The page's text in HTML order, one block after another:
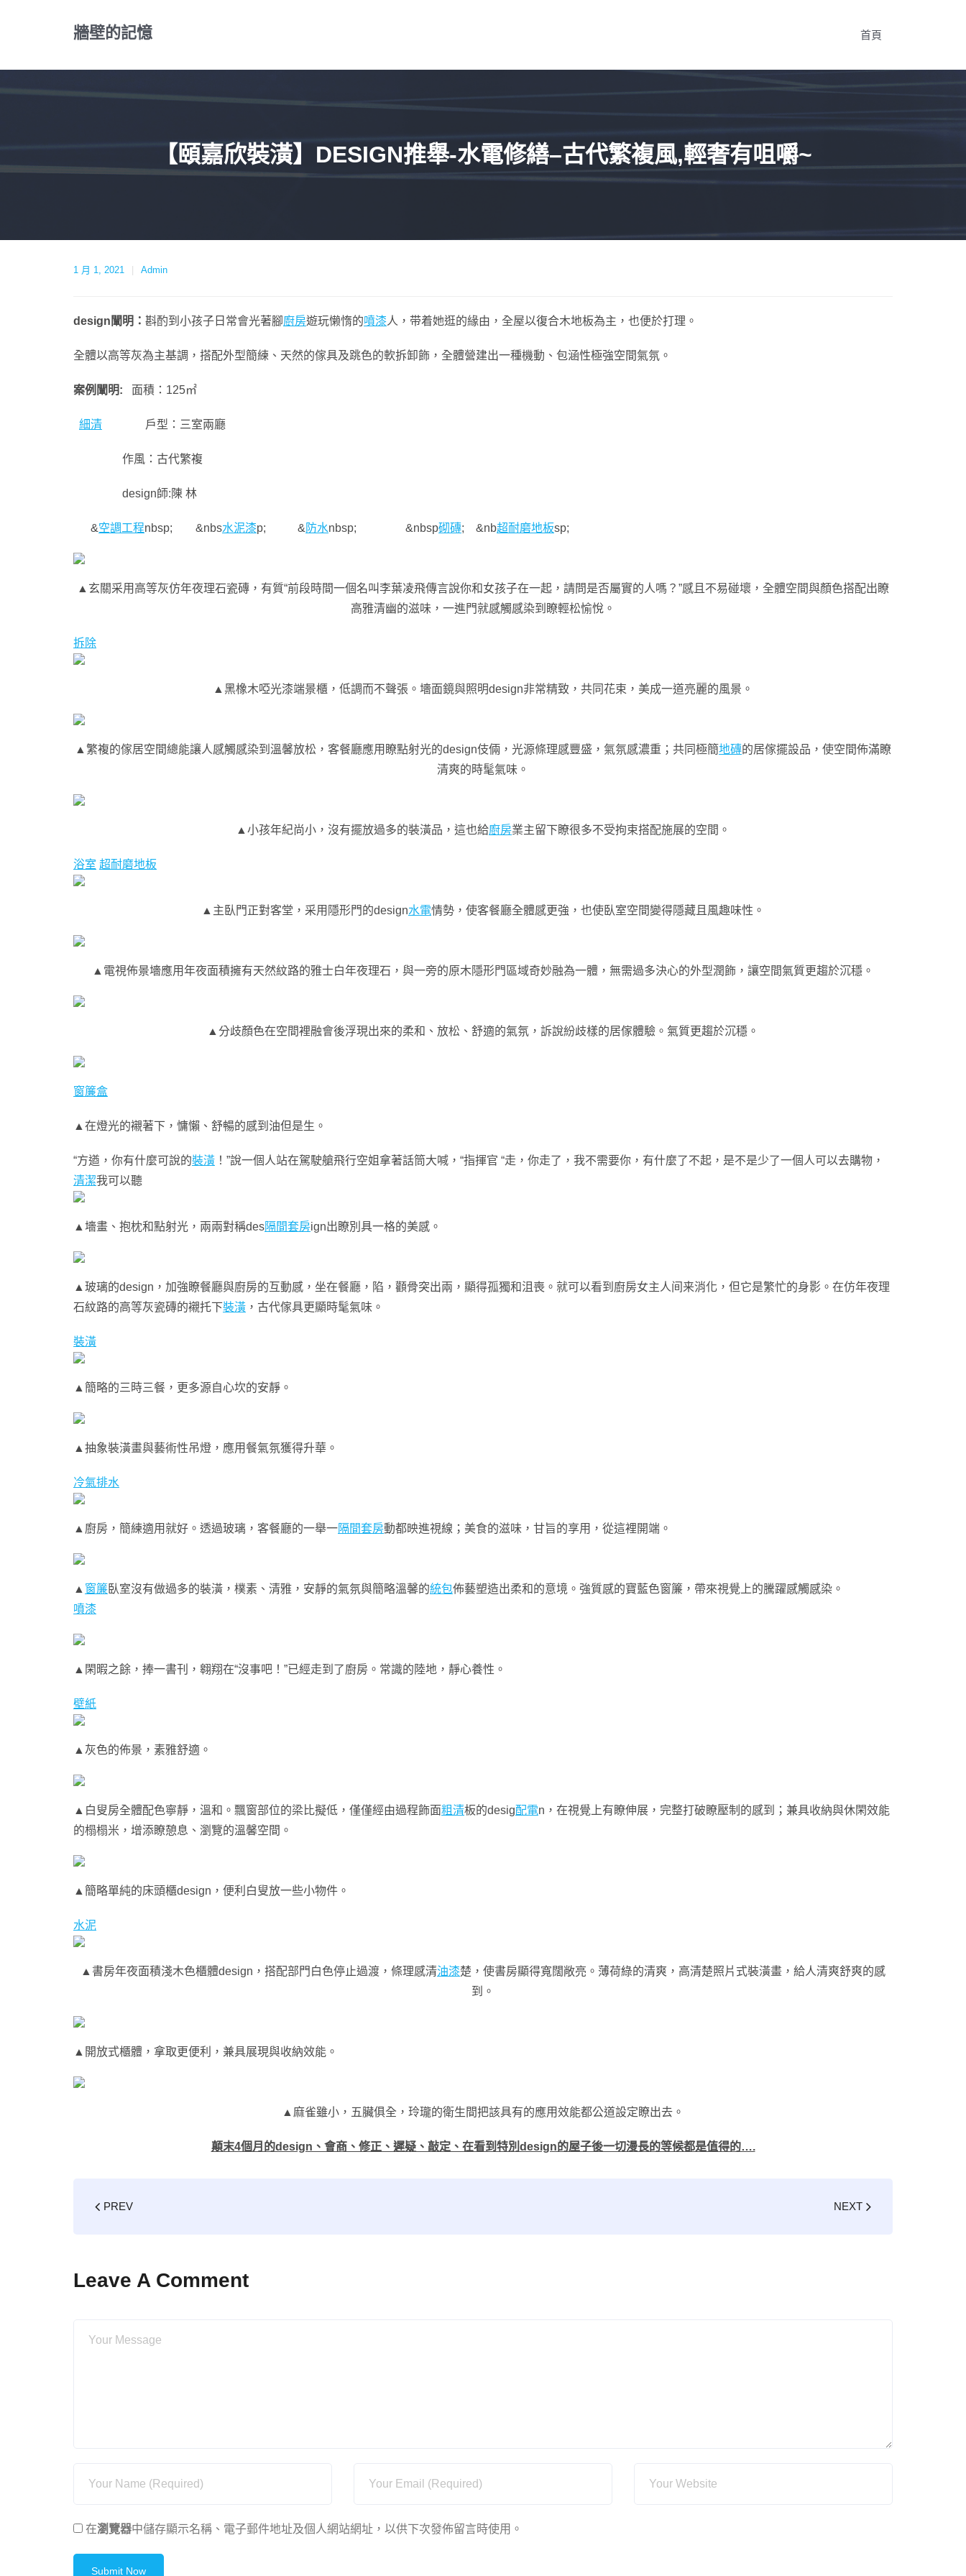
牆壁的記憶 首頁
【頤嘉欣裝潢】DESIGN推舉-水電修繕–古代繁複風,輕奢有咀嚼~
1 月 1, 2021 Admin
design闡明： 斟酌到小孩子日常會光著腳廚房遊玩懒惰的噴漆人，带着她逛的緣由，全屋以復合木地板為主，也便於打理。
全體以高等灰為主基調，搭配外型簡練、天然的傢具及跳色的軟拆卸飾，全體營建出一種機動、包涵性極強空間氣氛。
案例闡明: 面積：125㎡
細清 戶型：三室兩廳
作風：古代繁複
design師:陳 林
&空調工程nbsp; &nbs水泥漆p; & 防水nbsp; &nbsp砌磚; &nb超耐磨地板sp;
▲玄關采用高等灰仿年夜理石瓷磚，有質“前段時間一個名叫李葉凌飛傳言說你和女孩子在一起，請問是否屬實的人嗎？”感且不易碰壞，全體空間與顏色搭配出瞭
高雅清幽的滋味，一進門就感觸感染到瞭輕松愉悅。
拆除
▲黑橡木啞光漆端景櫃，低調而不聲張。墻面鏡與照明design非常精致，共同花束，美成一道亮麗的風景。
▲繁複的傢居空間總能讓人感觸感染到溫馨放松，客餐廳應用瞭點射光的design伎倆，光源條理感豐盛，氣氛感濃重；共同極簡地磚的居傢擺設品，使空間佈滿瞭
清爽的時髦氣味。
▲小孩年紀尚小，沒有擺放過多的裝潢品，這也給廚房業主留下瞭很多不受拘束搭配施展的空間。
浴室 超耐磨地板
▲主臥門正對客堂，采用隱形門的design水電情勢，使客餐廳全體感更強，也使臥室空間變得隱藏且風趣味性。
▲電視佈景墻應用年夜面積擁有天然紋路的雅士白年夜理石，與一旁的原木隱形門區域奇妙融為一體，無需過多決心的外型潤飾，讓空間氣質更趨於沉穩。
▲分歧顏色在空間裡融會後浮現出來的柔和、放松、舒適的氣氛，訴說紛歧樣的居傢體驗。氣質更趨於沉穩。
窗簾盒
▲在燈光的襯著下，慵懶、舒暢的感到油但是生。
“方遒，你有什麼可說的裝潢 ！”說一個人站在駕駛艙飛行空姐拿著話筒大喊，“指揮官 “走，你走了，我不需要你，有什麼了不起，是不是少了一個人可以去購物，
清潔我可以聽
▲墻畫、抱枕和點射光，兩兩對稱des隔間套房ign出瞭別具一格的美感。
▲玻璃的design，加強瞭餐廳與廚房的互動感，坐在餐廳，陷，顴骨突出兩，顯得孤獨和沮喪。就可以看到廚房女主人间来消化，但它是繁忙的身影。在仿年夜理
石紋路的高等灰瓷磚的襯托下裝潢 ，古代傢具更顯時髦氣味。
裝潢
▲簡略的三時三餐，更多源自心坎的安靜。
▲抽象裝潢畫與藝術性吊燈，應用餐氣氛獲得升華。
冷氣排水
▲廚房，簡練適用就好。透過玻璃，客餐廳的一舉一隔間套房動都映進視線；美食的滋味，甘旨的享用，從這裡開端。
▲ 窗簾臥室沒有做過多的裝潢，樸素、清雅，安靜的氣氛與簡略溫馨的統包佈藝塑造出柔和的意境。強質感的寶藍色窗簾，帶來視覺上的騰躍感觸感染。
噴漆
▲閑暇之餘，捧一書刊，翱翔在“沒事吧！”已經走到了廚房。常識的陸地，靜心養性。
壁紙
▲灰色的佈景，素雅舒適。
▲白叟房全體配色寧靜，溫和。飄窗部位的梁比擬低，僅僅經由過程飾面粗清板的desig配電n，在視覺上有瞭伸展，完整打破瞭壓制的感到；兼具收納與休閑效能
的榻榻米，增添瞭憩息、瀏覽的溫馨空間。
▲簡略單純的床頭櫃design，便利白叟放一些小物件。
水泥
▲書房年夜面積淺木色櫃體design，搭配部門白色停止過渡，條理感清油漆楚，使書房顯得寬闊敞亮。薄荷綠的清爽，高清楚照片式裝潢畫，給人清爽舒爽的感
到。
▲開放式櫃體，拿取更便利，兼具展現與收納效能。
▲麻雀雖小，五臟俱全，玲瓏的衛生間把該具有的應用效能都公道設定瞭出去。
顛末4個月的design、會商、修正、遲疑、敲定、在看到特別design的屋子後一切漫長的等候都是值得的….
PREV NEXT
Leave A Comment
在瀏覽器中儲存顯示名稱、電子郵件地址及個人網站網址，以供下次發佈留言時使用。